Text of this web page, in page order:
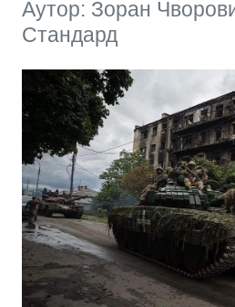
Аутор: Зоран
Стандард